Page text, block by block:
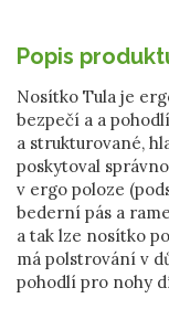
Popis
Nosítko Tula je
bezpečí a a
a strukturované,
poskytoval
v ergo poloze
bederní pás a
a tak lze nosítko
má polstrování v
pohodlí pro nohy